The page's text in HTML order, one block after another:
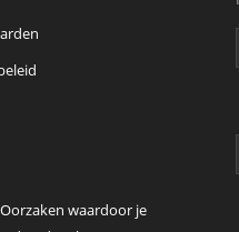
waardoor je